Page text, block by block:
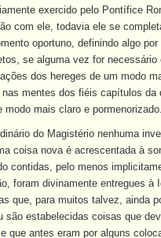
exercido pelo Pontífice
com ele, todavia ele se
oportuno, definindo algo por
se alguma vez for necessário
dos hereges de um modo
mentes dos fiéis capítulos da
modo mais claro e pormenorizado.
do Magistério nenhuma
coisa nova é acrescentada à
contidas, pelo menos
foram divinamente entregues à
que, para muitos talvez, ainda
são estabelecidas coisas que
que antes eram por alguns